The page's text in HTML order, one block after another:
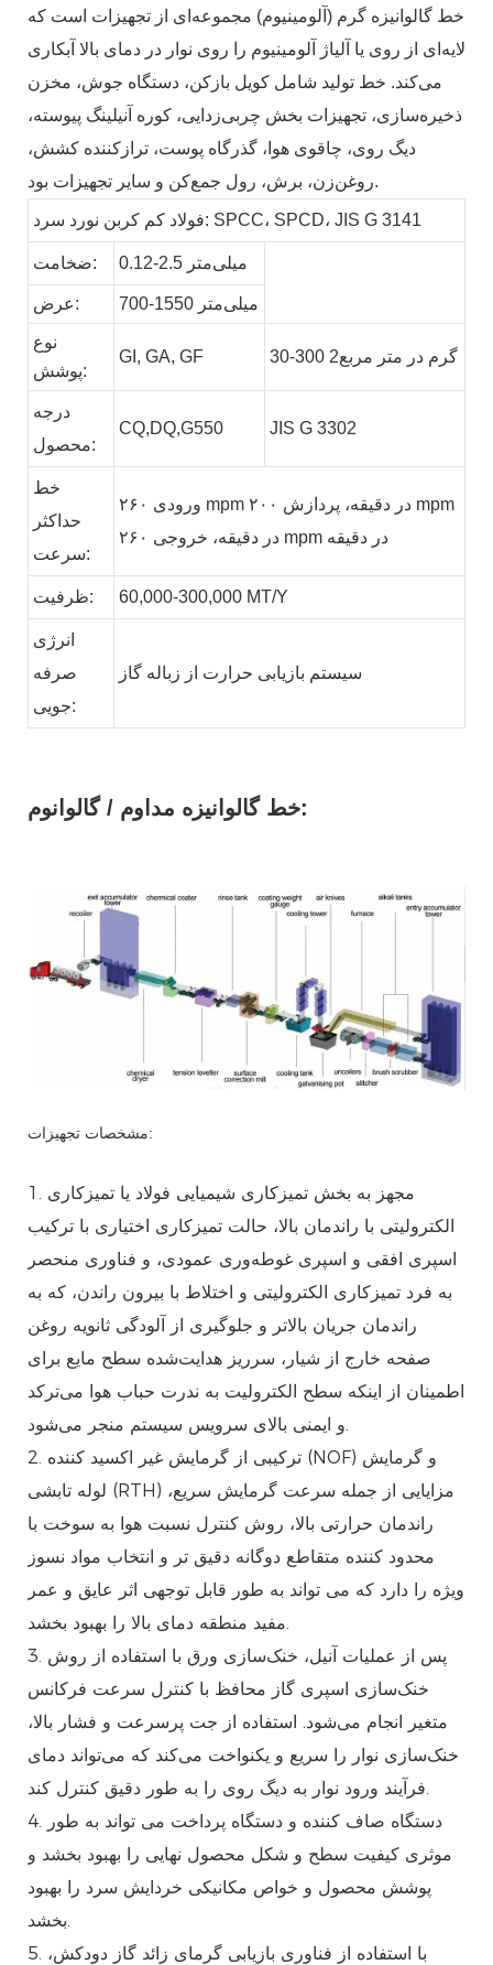
خط گالوانیزه گرم (آلومینیوم) مجموعه‌ای از تجهیزات است که
لایه‌ای از روی یا آلیاژ آلومینیوم را روی نوار در دمای بالا آبکاری
می‌کند. خط تولید شامل کویل بازکن، دستگاه جوش، مخزن
ذخیره‌سازی، تجهیزات بخش چربی‌زدایی، کوره آنیلینگ پیوسته،
دیگ روی، چاقوی هوا، گذرگاه پوست، ترازکننده کشش،
روغن‌زن، برش، رول جمع‌کن و سایر تجهیزات بود.
فولاد کم کربن نورد سرد: SPCC، SPCD، JIS G 3141
ضخامت: 0.12-2.5 میلی‌متر
عرض: 700-1550 میلی‌متر
نوع
پوشش:
GI, GA, GF 30-300 گرم در متر مربع2
درجه
محصول:
CQ,DQ,G550 JIS G 3302
خط
حداکثر
سرعت:
ورودی ۲۶۰ mpm در دقیقه، پردازش ۲۰۰ mpm
در دقیقه، خروجی ۲۶۰ mpm در دقیقه
ظرفیت: 60,000-300,000 MT/Y
انرژی
صرفه
جویی:
سیستم بازیابی حرارت از زباله گاز
خط گالوانیزه مداوم / گالوانوم:
مشخصات تجهیزات:
1. مجهز به بخش تمیزکاری شیمیایی فولاد یا تمیزکاری
الکترولیتی با راندمان بالا، حالت تمیزکاری اختیاری با ترکیب
اسپری افقی و اسپری غوطه‌وری عمودی، و فناوری منحصر
به فرد تمیزکاری الکترولیتی و اختلاط با بیرون راندن، که به
راندمان جریان بالاتر و جلوگیری از آلودگی ثانویه روغن
صفحه خارج از شیار، سرریز هدایت‌شده سطح مایع برای
اطمینان از اینکه سطح الکترولیت به ندرت حباب هوا می‌ترکد
و ایمنی بالای سرویس سیستم منجر می‌شود.
2. ترکیبی از گرمایش غیر اکسید کننده (NOF) و گرمایش
لوله تابشی (RTH) مزایایی از جمله سرعت گرمایش سریع،
راندمان حرارتی بالا، روش کنترل نسبت هوا به سوخت با
محدود کننده متقاطع دوگانه دقیق تر و انتخاب مواد نسوز
ویژه را دارد که می تواند به طور قابل توجهی اثر عایق و عمر
مفید منطقه دمای بالا را بهبود بخشد.
3. پس از عملیات آنیل، خنک‌سازی ورق با استفاده از روش
خنک‌سازی اسپری گاز محافظ با کنترل سرعت فرکانس
متغیر انجام می‌شود. استفاده از جت پرسرعت و فشار بالا،
خنک‌سازی نوار را سریع و یکنواخت می‌کند که می‌تواند دمای
فرآیند ورود نوار به دیگ روی را به طور دقیق کنترل کند.
4. دستگاه صاف کننده و دستگاه پرداخت می تواند به طور
موثری کیفیت سطح و شکل محصول نهایی را بهبود بخشد و
پوشش محصول و خواص مکانیکی خردایش سرد را بهبود
بخشد.
5. با استفاده از فناوری بازیابی گرمای زائد گاز دودکش،